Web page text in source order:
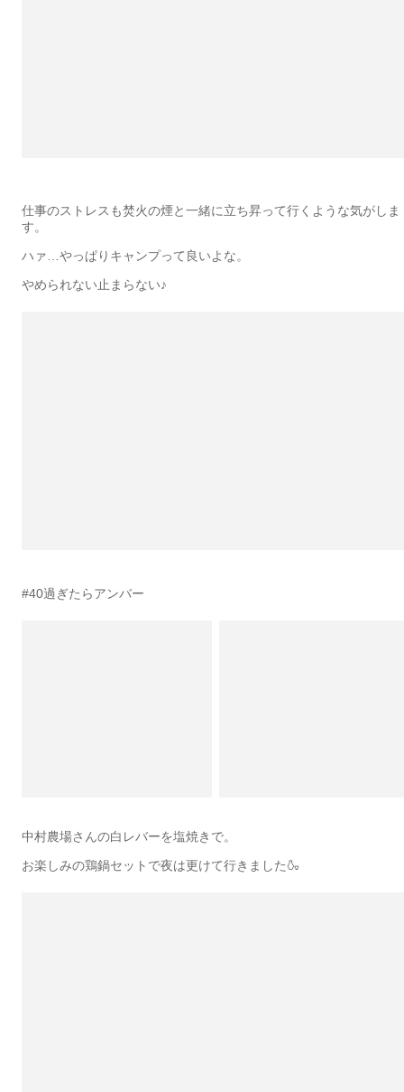
仕事のストレスも焚火の煙と一緒に立ち昇って行くような気がしま
す。
ハァ…やっぱりキャンプって良いよな。
やめられない止まらない♪
#40過ぎたらアンバー
中村農場さんの白レバーを塩焼きで。
お楽しみの鶏鍋セットで夜は更けて行きました🍶